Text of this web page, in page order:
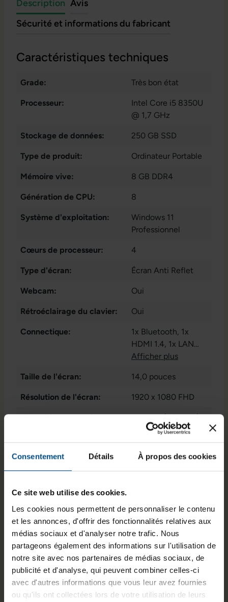
Consentement Détails À propos des cookies
Ce site web utilise des cookies.
Les cookies nous permettent de personnaliser le contenu
et les annonces, d'offrir des fonctionnalités relatives aux
médias sociaux et d'analyser notre trafic. Nous
partageons également des informations sur l'utilisation de
notre site avec nos partenaires de médias sociaux, de
publicité et d'analyse, qui peuvent combiner celles-ci
avec d'autres informations que vous leur avez fournies
ou qu'ils ont collectées lors de votre utilisation de leurs
Description Avis
Sécurité et informations du fabricant
Caractéristiques techniques
Grade: Très bon état
Processeur:
Intel Core i5 8350U
@ 1,7 GHz
Stockage de données: 250 GB SSD
Type de produit: Ordinateur Portable
Mémoire vive: 8 GB DDR4
Génération de CPU: 8
Système d'exploitation:
Windows 11
Professionnel
Cœurs de processeur: 4
Type d'écran: Écran Anti Reflet
Webcam: Oui
Rétroéclairage du clavier: Oui
Connectique: 1x Bluetooth, 1x
HDMI 1.4, 1x LAN
RJ-45, 1x USB 3.1
W-LAN, 1x audio /
microphone -
lecteur de carte SD,
3 x USB 3.1 Typ-A
Afficher plus
Taille de l'écran: 14,0 pouces
Résolution de l'écran: 1920 x 1080 FHD
Disposition du clavier:
Français (AZERTY)
sans pavé numérique
Intel® UHD Graphics
620
GTIN/EAN : 3701157138765
Dimensions (L x l x H) :
333,4 x 228,9 x 20,5
mm